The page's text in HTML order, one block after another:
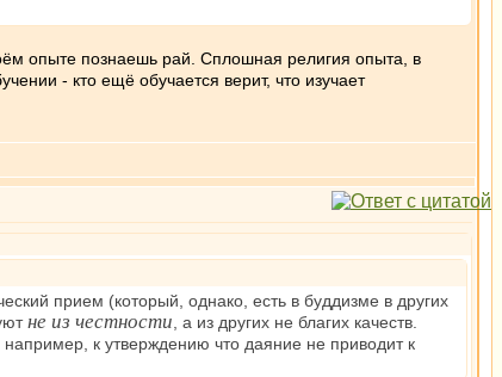
опыте познаешь рай. Сплошная религия опыта, в
- кто ещё обучается верит, что изучает
прием (который, однако, есть в буддизме в других
не из честности , а из других не благих качеств.
к утверждению что даяние не приводит к